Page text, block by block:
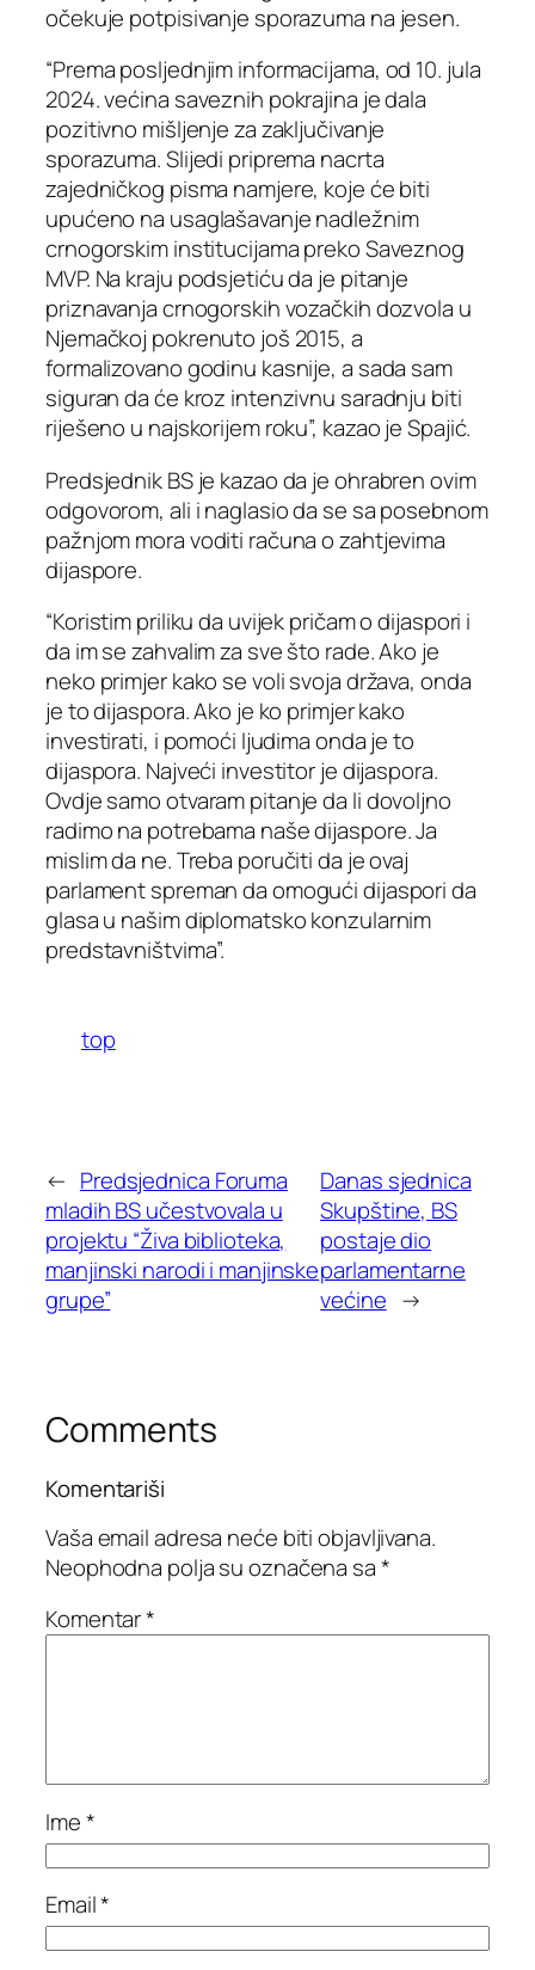
očekuje potpisivanje sporazuma na jesen.
“Prema posljednjim informacijama, od 10. jula
2024. većina saveznih pokrajina je dala
pozitivno mišljenje za zaključivanje
sporazuma. Slijedi priprema nacrta
zajedničkog pisma namjere, koje će biti
upućeno na usaglašavanje nadležnim
crnogorskim institucijama preko Saveznog
MVP. Na kraju podsjetiću da je pitanje
priznavanja crnogorskih vozačkih dozvola u
Njemačkoj pokrenuto još 2015, a
formalizovano godinu kasnije, a sada sam
siguran da će kroz intenzivnu saradnju biti
riješeno u najskorijem roku”, kazao je Spajić.
Predsjednik BS je kazao da je ohrabren ovim
odgovorom, ali i naglasio da se sa posebnom
pažnjom mora voditi računa o zahtjevima
dijaspore.
“Koristim priliku da uvijek pričam o dijaspori i
da im se zahvalim za sve što rade. Ako je
neko primjer kako se voli svoja država, onda
je to dijaspora. Ako je ko primjer kako
investirati, i pomoći ljudima onda je to
dijaspora. Najveći investitor je dijaspora.
Ovdje samo otvaram pitanje da li dovoljno
radimo na potrebama naše dijaspore. Ja
mislim da ne. Treba poručiti da je ovaj
parlament spreman da omogući dijaspori da
glasa u našim diplomatsko konzularnim
predstavništvima”.
top
← Predsjednica Foruma
mladih BS učestvovala u
projektu “Živa biblioteka,
manjinski narodi i manjinske
grupe”
Danas sjednica
Skupštine, BS
postaje dio
parlamentarne
većine →
Comments
Komentariši
Vaša email adresa neće biti objavljivana.
Neophodna polja su označena sa*
Komentar*
Ime*
Email*